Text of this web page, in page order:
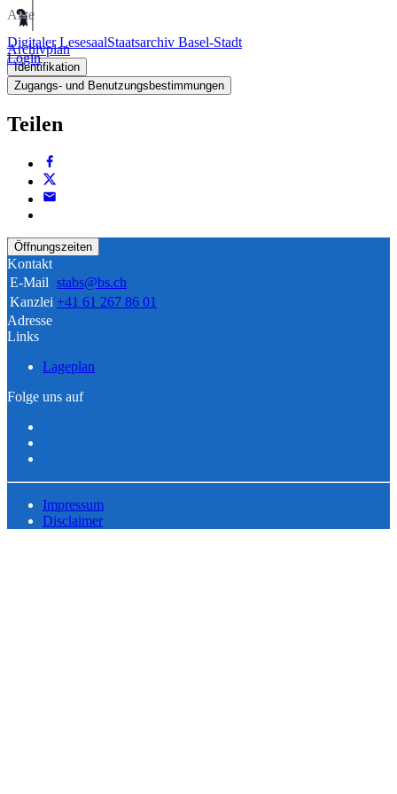
Digitaler LesesaalStaatsarchiv Basel-Stadt
Login
Akte
Archivplan
Identifikation
Zugangs- und Benutzungsbestimmungen
Teilen
Öffnungszeiten
Kontakt
E-Mail stabs@bs.ch
Kanzlei +41 61 267 86 01
Adresse
Links
Lageplan
Folge uns auf
Impressum
Disclaimer